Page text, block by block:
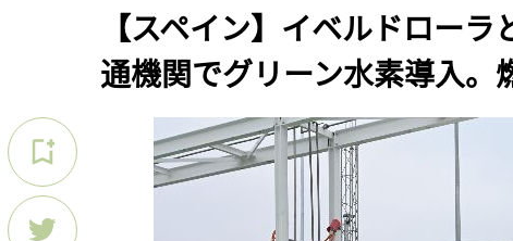
【スペイン】イベルドロー
通機関でグリーン水素導入。